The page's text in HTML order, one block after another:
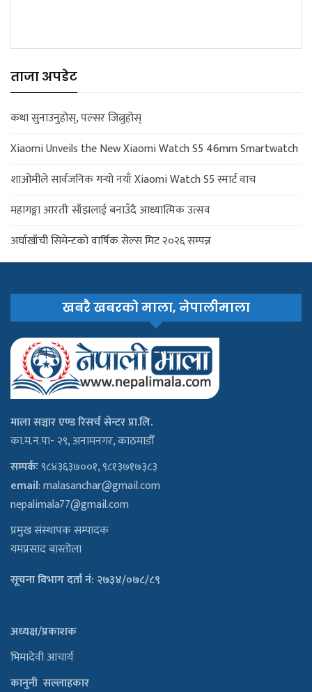
ताजा अपडेट
कथा सुनाउनुहोस्, पल्सर जित्नुहोस्
Xiaomi Unveils the New Xiaomi Watch S5 46mm Smartwatch
शाओमीले सार्वजनिक गर्‍यो नयाँ Xiaomi Watch S5 स्मार्ट वाच
महागङ्गा आरतीः साँझलाई बनाउँदै आध्यात्मिक उत्सव
अर्घाखाँची सिमेन्टको वार्षिक सेल्स मिट २०२६ सम्पन्न
खबरै खबरको माला, नेपालीमाला
माला सञ्चार एण्ड रिसर्च सेन्टर प्रा.लि.
का.म.न.पा- २९, अनामनगर, काठमाडौँ
सम्पर्कः९८४३६३७००१, ९८१३७१७३८३
email:malasanchar@gmail.com
nepalimala77@gmail.com
प्रमुख संस्थापक सम्पादक
यमप्रसाद बास्तोला
सूचना विभाग दर्ता नं: २७३४/०७८/८९
अध्यक्ष/प्रकाशक
भिमादेवी आचार्य
कानुनी सल्लाहकार